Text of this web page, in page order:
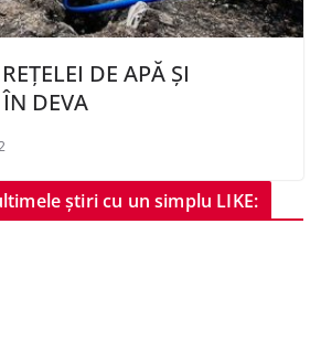
DE APĂ ȘI
DEVA
știri cu un simplu LIKE: